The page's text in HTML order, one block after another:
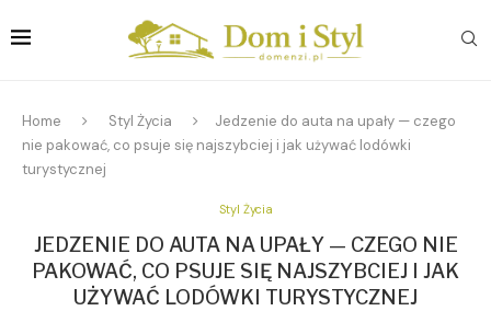
Home Styl Życia
Jedzenie do auta na upały — czego
nie pakować, co psuje się najszybciej i jak używać lodówki
turystycznej
Styl Życia
JEDZENIE DO AUTA NA UPAŁY — CZEGO NIE
PAKOWAĆ, CO PSUJE SIĘ NAJSZYBCIEJ I JAK
UŻYWAĆ LODÓWKI TURYSTYCZNEJ